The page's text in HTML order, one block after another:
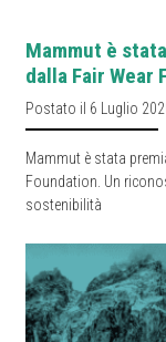
Mammut è
dalla Fair Wear
Postato il 6 Luglio
Mammut è stata
Foundation. Un
sostenibilità